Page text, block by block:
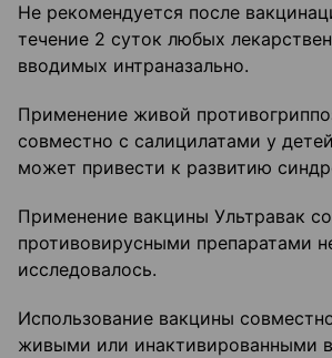
Не рекомендуется после
течение 2 суток любых
вводимых интраназально.
Применение живой
совместно с салицилатами у
может привести к развитию
Применение вакцины Ультравак
противовирусными препаратами
исследовалось.
Использование вакцины
живыми или инактивированными